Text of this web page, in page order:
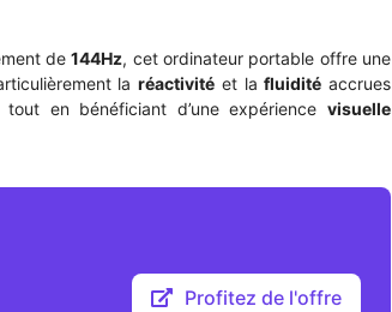
de144Hz, cet ordinateur portable offre une
laréactivité et lafluidité accrues
tout en bénéficiant d’une expériencevisuelle
Profitez de l'offre